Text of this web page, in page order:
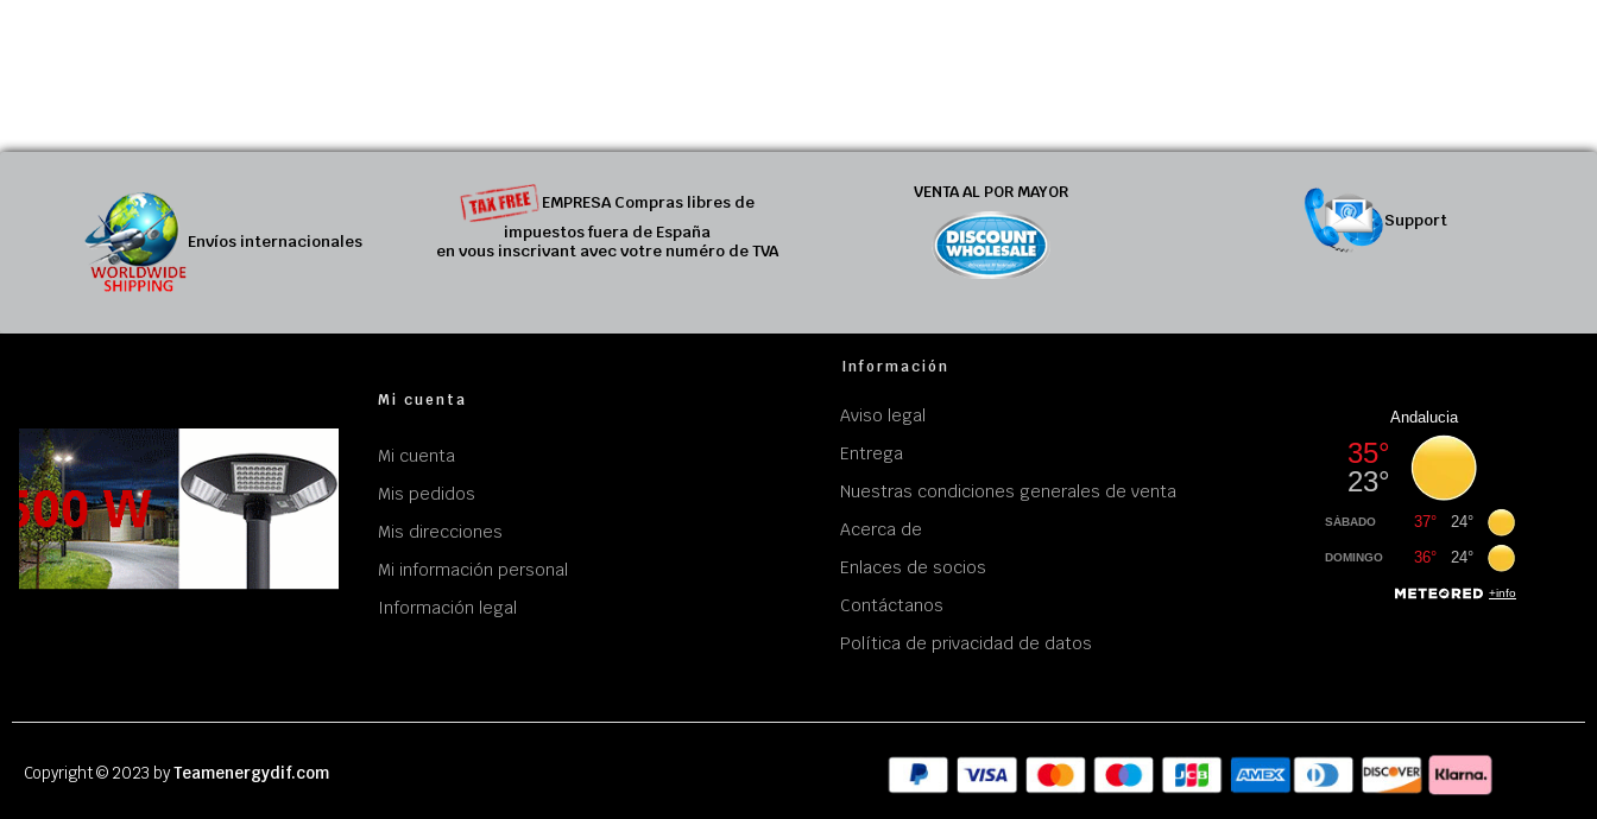
Envíos internacionales
EMPRESA Compras libres de
impuestos fuera de España
en vous inscrivant avec votre numéro de TVA
VENTA AL POR MAYOR
Support
Mi cuenta
Mi cuenta
Mis pedidos
Mis direcciones
Mi información personal
Información legal
Información
Aviso legal
Entrega
Nuestras condiciones generales de venta
Acerca de
Enlaces de socios
Contáctanos
Política de privacidad de datos
Copyright © 2023 byTeamenergydif.com